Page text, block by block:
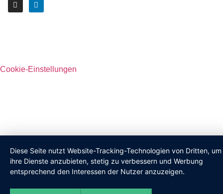
Cookie-Einstellungen
Diese Seite nutzt Website-Tracking-Technologien von Dritten, um
ihre Dienste anzubieten, stetig zu verbessern und Werbung
entsprechend den Interessen der Nutzer anzuzeigen.